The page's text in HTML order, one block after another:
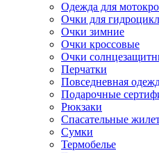
Одежда для
Очки для
Очки зимние
Очки кроссовые
Очки
Перчатки
Повседневная
Подарочные
Рюкзаки
Спасательные
Сумки
Термобелье